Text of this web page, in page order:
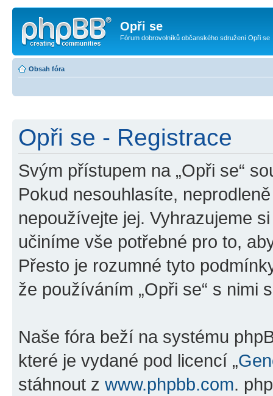
Opři se
Fórum dobrovolníků občanského sdružení Opři se
Obsah fóra
Opři se - Registrace
Svým přístupem na „Opři se“
Pokud nesouhlasíte,
nepoužívejte jej. Vyhrazujeme
učiníme vše potřebné pro to,
Přesto je rozumné tyto
že používáním „Opři se“ s nimi
Naše fóra beží na systému
které je vydané pod licencí „
stáhnout z www.phpbb.com.